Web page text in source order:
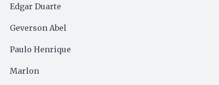
Edgar Duarte
Geverson Abel
Paulo Henrique
Marlon